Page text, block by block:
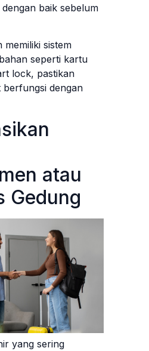
baik sebelum
sistem
seperti kartu
lock, pastikan
berfungsi dengan
atau
Gedung
yang sering